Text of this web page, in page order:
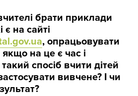
брати приклади
є на сайті
, опрацьовувати
якщо на це є час і
спосіб вчити дітей
вивчене? І чи